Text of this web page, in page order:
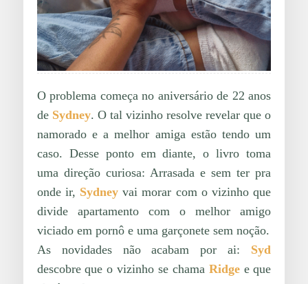
O problema começa no aniversário de 22 anos
de Sydney. O tal vizinho resolve revelar que o
namorado e a melhor amiga estão tendo um
caso. Desse ponto em diante, o livro toma
uma direção curiosa: Arrasada e sem ter pra
onde ir, Sydney vai morar com o vizinho que
divide apartamento com o melhor amigo
viciado em pornô e uma garçonete sem noção.
As novidades não acabam por ai: Syd
descobre que o vizinho se chama Ridgee que